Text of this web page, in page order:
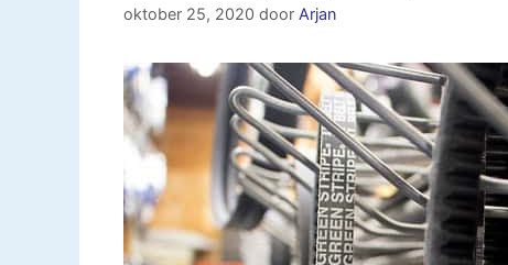
oktober 25, 2020 door Arjan